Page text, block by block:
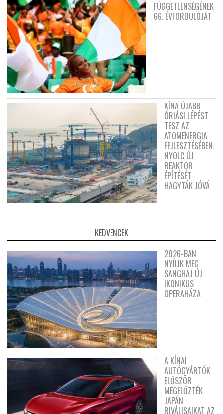
FÜGGETLENSÉGÉNEK
66. ÉVFORDULÓJÁT
KÍNA ÚJABB
ÓRIÁSI LÉPÉST
TESZ AZ
ATOMENERGIA
FEJLESZTÉSÉBEN:
NYOLC ÚJ
REAKTOR
ÉPÍTÉSÉT
HAGYTÁK JÓVÁ
KEDVENCEK
2026-BAN
NYÍLIK MEG
SANGHAJ ÚJ
IKONIKUS
OPERAHÁZA
A KÍNAI
AUTÓGYÁRTÓK
ELŐSZÖR
MEGELŐZTÉK
JAPÁN
RIVÁLISAIKAT AZ